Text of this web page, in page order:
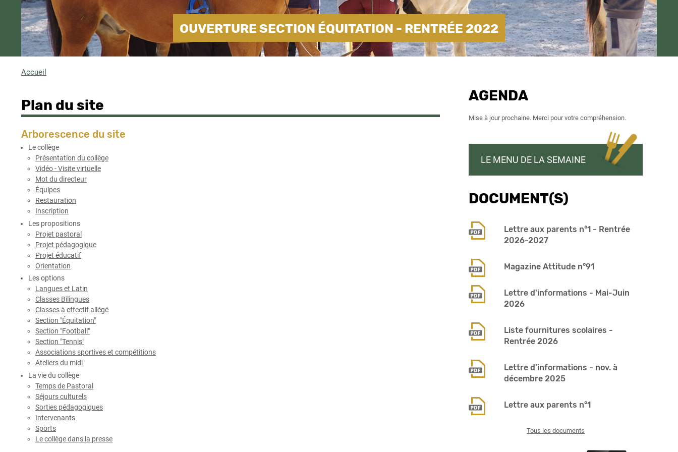
OUVERTURE SECTION ÉQUITATION - RENTRÉE 2022
Accueil
Plan du site
Arborescence du site
Le collège
Présentation du collège
Vidéo - Visite virtuelle
Mot du directeur
Équipes
Restauration
Inscription
Les propositions
Projet pastoral
Projet pédagogique
Projet éducatif
Orientation
Les options
Langues et Latin
Classes Bilingues
Classes à effectif allégé
Section "Équitation"
Section "Football"
Section "Tennis"
Associations sportives et compétitions
Ateliers du midi
La vie du collège
Temps de Pastoral
Séjours culturels
Sorties pédagogiques
Intervenants
Sports
Le collège dans la presse
AGENDA
Mise à jour prochaine. Merci pour votre compréhension.
LE MENU DE LA SEMAINE
DOCUMENT(S)
Lettre aux parents n°1 - Rentrée
2026-2027
Magazine Attitude n°91
Lettre d'informations - Mai-Juin
2026
Liste fournitures scolaires -
Rentrée 2026
Lettre d'informations - nov. à
décembre 2025
Lettre aux parents n°1
Tous les documents